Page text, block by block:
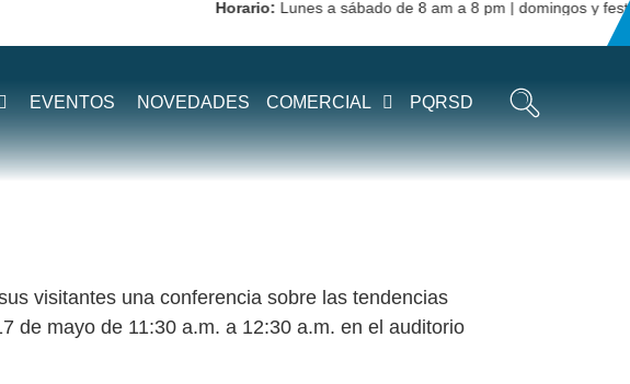
Horario:Lunes a sábado de 8 am a 8 pm | domingos y
EVENTOS NOVEDADES COMERCIAL PQRSD
visitantes una conferencia sobre las tendencias
de mayo de 11:30 a.m. a 12:30 a.m. en el auditorio